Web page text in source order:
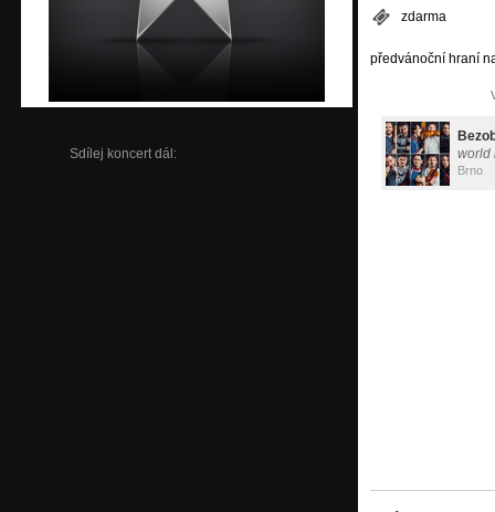
Sdílej koncert dál:
zdarma
předvánoční hraní
world
Brno